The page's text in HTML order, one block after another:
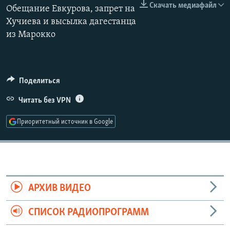
РАСПИСАНИЕ ВЕЩАНИЯ
ПОДПИШИТЕСЬ НА РАССЫЛКУ
Все сайты РСЕ/РС
Скачать медиафайл
Обещание Евкурова, запрет на
Хучиева и высылка дагестанца
из Марокко
Поделиться
Читать без VPN
Приоритетный источник в Google
АРХИВ ВИДЕО
СПИСОК РАДИОПРОГРАММ